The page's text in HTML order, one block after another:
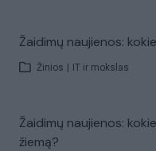
Žaidimų naujienos:
Žinios IT ir mokslas
Žaidimų naujienos:
žiemą?